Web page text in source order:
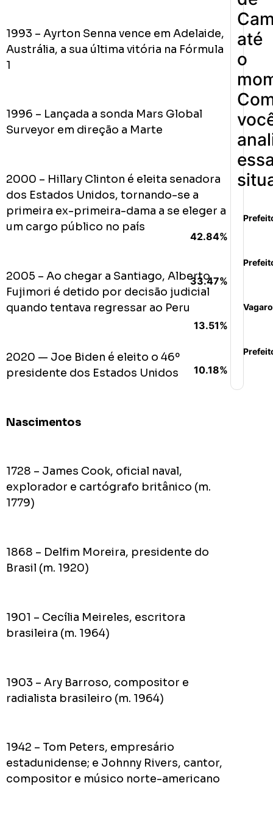
1993 – Ayrton Senna vence em Adelaide,
Austrália, a sua última vitória na Fórmula
1
1996 – Lançada a sonda Mars Global
Surveyor em direção a Marte
2000 – Hillary Clinton é eleita senadora
dos Estados Unidos, tornando-se a
primeira ex-primeira-dama a se eleger a
um cargo público no país
2005 – Ao chegar a Santiago, Alberto
Fujimori é detido por decisão judicial
quando tentava regressar ao Peru
2020 — Joe Biden é eleito o 46º
presidente dos Estados Unidos
Nascimentos
1728 – James Cook, oficial naval,
explorador e cartógrafo britânico (m.
1779)
1868 – Delfim Moreira, presidente do
Brasil (m. 1920)
1901 – Cecília Meireles, escritora
brasileira (m. 1964)
1903 – Ary Barroso, compositor e
radialista brasileiro (m. 1964)
1942 – Tom Peters, empresário
estadunidense; e Johnny Rivers, cantor,
compositor e músico norte-americano
até
o
42.84%
33.47%
13.51%
10.18%